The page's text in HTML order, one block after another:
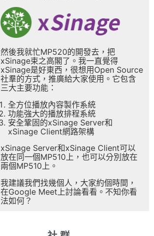
然後我就忙MP520的開發去，把
xSinage束之高閣了。我一直覺得
xSinage是好東西，很想用Open Source
社羣的方式，推廣給大家使用。它包含
三大主要功能：
全方位播放內容製作系統
功能強大的播放排程系統
安全鞏固的xSinage Server和
xSinage Client網路架構
xSinage Server和xSinage Client可以
放在同一個MP510上，也可以分別放在
兩個MP510上。
我建議我們找幾個人，大家約個時間，
在Google Meet上討論看看。不知你看
法如何？